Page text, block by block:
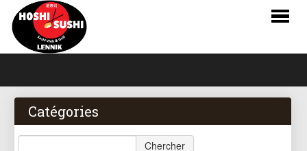
COMMANDER
MENU
Catégories
Chercher